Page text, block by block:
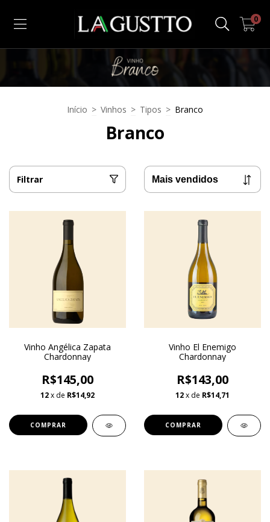
0
Início > Vinhos > Tipos > Branco
Branco
Filtrar
Vinho Angélica Zapata
Chardonnay
R$145,00
12x de R$14,92
Vinho El Enemigo
Chardonnay
R$143,00
12x de R$14,71